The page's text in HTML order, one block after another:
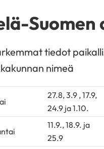
Suomen
tiedot
nimeä
27.8, 3.9 , 17.9,
24.9 ja 1.10.
11.9., 18.9. ja
25.9